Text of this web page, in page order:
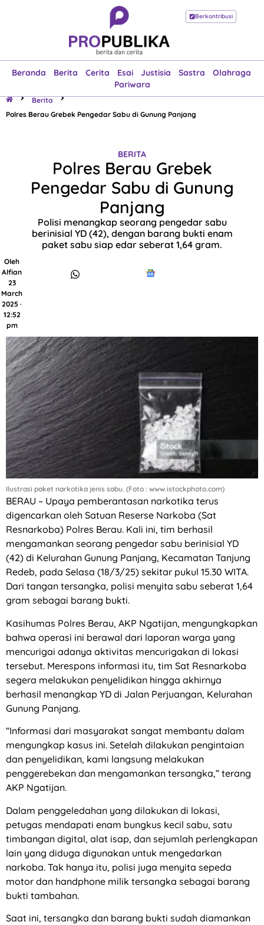
Berkontribusi
Beranda Berita Cerita Esai Justisia Sastra
Olahraga
Pariwara
Beranda
Esai
Justisia
Sastra
Olahraga
Pariwara
Berita
Polres Berau Grebek Pengedar Sabu di Gunung Panjang
BERITA
Polres Berau Grebek
Pengedar Sabu di Gunung
Panjang
Polisi menangkap seorang pengedar sabu
berinisial YD (42), dengan barang bukti enam
paket sabu siap edar seberat 1,64 gram.
Oleh
Alfian
23
March
2025 ·
12:52
pm
Ilustrasi paket narkotika jenis sabu. (Foto : www.istockphoto.com)
BERAU – Upaya pemberantasan narkotika terus
digencarkan oleh Satuan Reserse Narkoba (Sat
Resnarkoba) Polres Berau. Kali ini, tim berhasil
mengamankan seorang pengedar sabu berinisial YD
(42) di Kelurahan Gunung Panjang, Kecamatan Tanjung
Redeb, pada Selasa (18/3/25) sekitar pukul 15.30 WITA.
Dari tangan tersangka, polisi menyita sabu seberat 1,64
gram sebagai barang bukti.
Kasihumas Polres Berau, AKP Ngatijan, mengungkapkan
bahwa operasi ini berawal dari laporan warga yang
mencurigai adanya aktivitas mencurigakan di lokasi
tersebut. Merespons informasi itu, tim Sat Resnarkoba
segera melakukan penyelidikan hingga akhirnya
berhasil menangkap YD di Jalan Perjuangan, Kelurahan
Gunung Panjang.
“Informasi dari masyarakat sangat membantu dalam
mengungkap kasus ini. Setelah dilakukan pengintaian
dan penyelidikan, kami langsung melakukan
penggerebekan dan mengamankan tersangka,” terang
AKP Ngatijan.
Dalam penggeledahan yang dilakukan di lokasi,
petugas mendapati enam bungkus kecil sabu, satu
timbangan digital, alat isap, dan sejumlah perlengkapan
lain yang diduga digunakan untuk mengedarkan
narkoba. Tak hanya itu, polisi juga menyita sepeda
motor dan handphone milik tersangka sebagai barang
bukti tambahan.
Saat ini, tersangka dan barang bukti sudah diamankan